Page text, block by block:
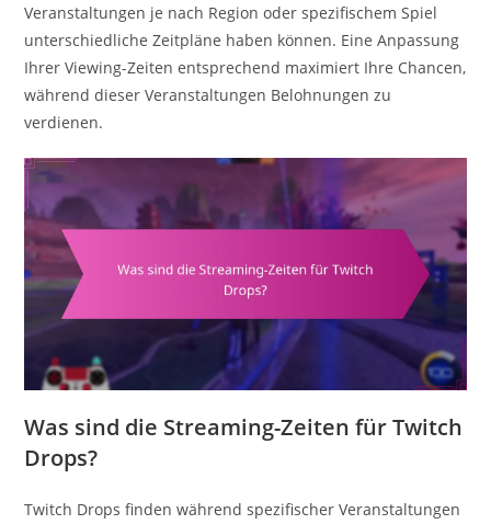
Veranstaltungen je nach Region oder spezifischem Spiel
unterschiedliche Zeitpläne haben können. Eine Anpassung
Ihrer Viewing-Zeiten entsprechend maximiert Ihre Chancen,
während dieser Veranstaltungen Belohnungen zu
verdienen.
Was sind die Streaming-Zeiten für Twitch
Drops?
Twitch Drops finden während spezifischer Veranstaltungen